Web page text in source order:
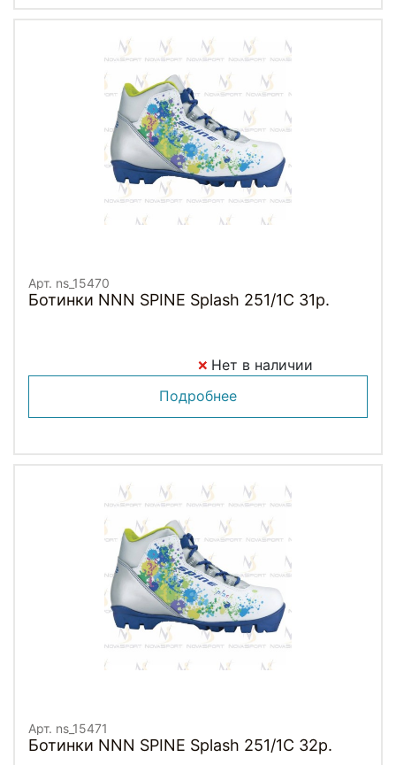
Арт. ns_15470
Ботинки NNN SPINE Splash 251/1C 31р.
Нет в наличии
Подробнее
Арт. ns_15471
Ботинки NNN SPINE Splash 251/1C 32р.